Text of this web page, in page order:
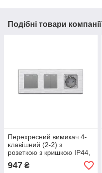
Подібні товари компанії
Перехресний вимикач 4-
клавішний (2-2) з
розеткою з кришкою IP44,
заземлення, WALLPAD,
сірий алюміній
947 ₴